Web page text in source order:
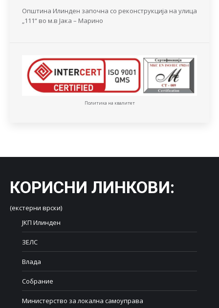
Општина Илинден започна со реконструкција на улица
„111“ во м.в Јака – Марино
Политика на квалитет
КОРИСНИ ЛИНКОВИ:
(екстерни врски)
ЈКП Илинден
ЗЕЛС
Влада
Собрание
Министерство за локална самоуправа